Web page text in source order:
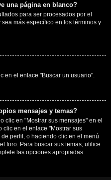
una página en blanco?
para ser procesados por el
más específico en los términos y
en el enlace "Buscar un usuario".
mensajes y temas?
clic en "Mostrar sus mensajes" en el
clic en el enlace "Mostrar sus
perfil, o haciendo clic en el menú
foro. Para buscar sus temas, utilice
las opciones apropiadas.